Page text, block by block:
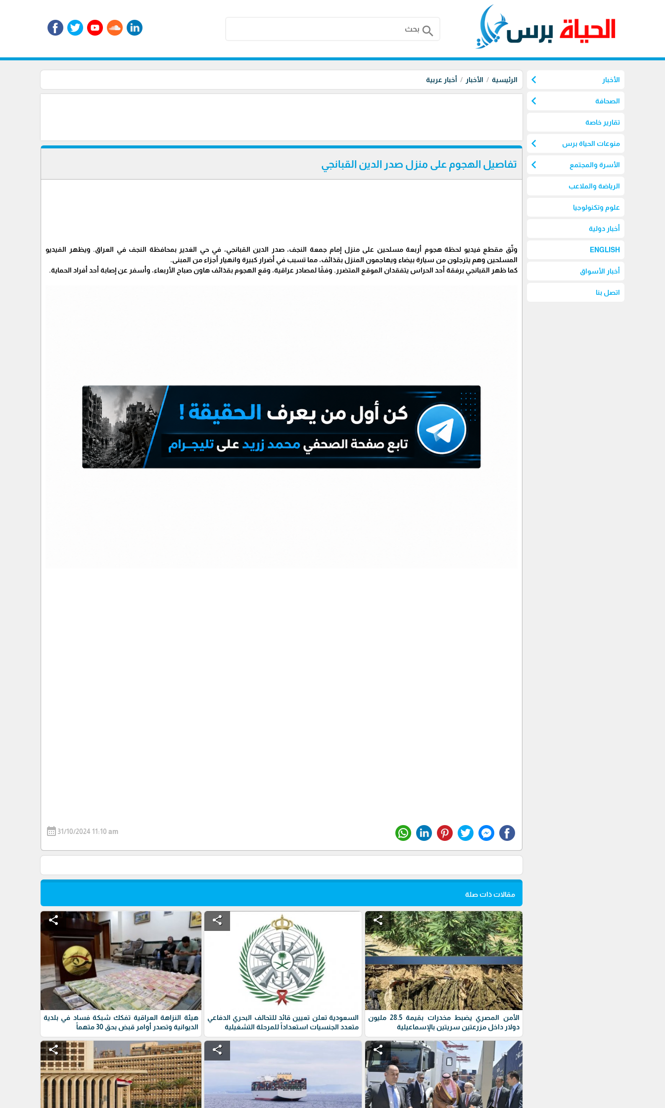
search
الأخبار chevron_left
الصحافة chevron_left
تقارير خاصة
منوعات الحياة برس chevron_left
الأسرة والمجتمع chevron_left
الرياضة والملاعب
علوم وتكنولوجيا
أخبار دولية
ENGLISH
أخبار الأسواق
اتصل بنا
الرئيسية الأخبار أخبار عربية
تفاصيل الهجوم على منزل صدر الدين القبانجي
وثّق مقطع فيديو لحظة هجوم أربعة مسلحين على منزل إمام جمعة النجف، صدر الدين القبانجي، في حي الغدير بمحافظة النجف في العراق. ويظهر الفيديو
المسلحين وهم يترجلون من سيارة بيضاء ويهاجمون المنزل بقذائف، مما تسبب في أضرار كبيرة وانهيار أجزاء من المبنى.
كما ظهر القبانجي برفقة أحد الحراس يتفقدان الموقع المتضرر. وفقًا لمصادر عراقية، وقع الهجوم بقذائف هاون صباح الأربعاء، وأسفر عن إصابة أحد أفراد الحماية.
calendar_month 31/10/2024 11:10 am
مقالات ذات صلة
share
الأمن المصري يضبط مخدرات بقيمة 28.5 مليون
دولار داخل مزرعتين سريتين بالإسماعيلية
share
السعودية تعلن تعيين قائد للتحالف البحري الدفاعي
متعدد الجنسيات استعداداً للمرحلة التشغيلية
share
هيئة النزاهة العراقية تفكك شبكة فساد في بلدية
الديوانية وتصدر أوامر قبض بحق 30 متهماً
share
share
share